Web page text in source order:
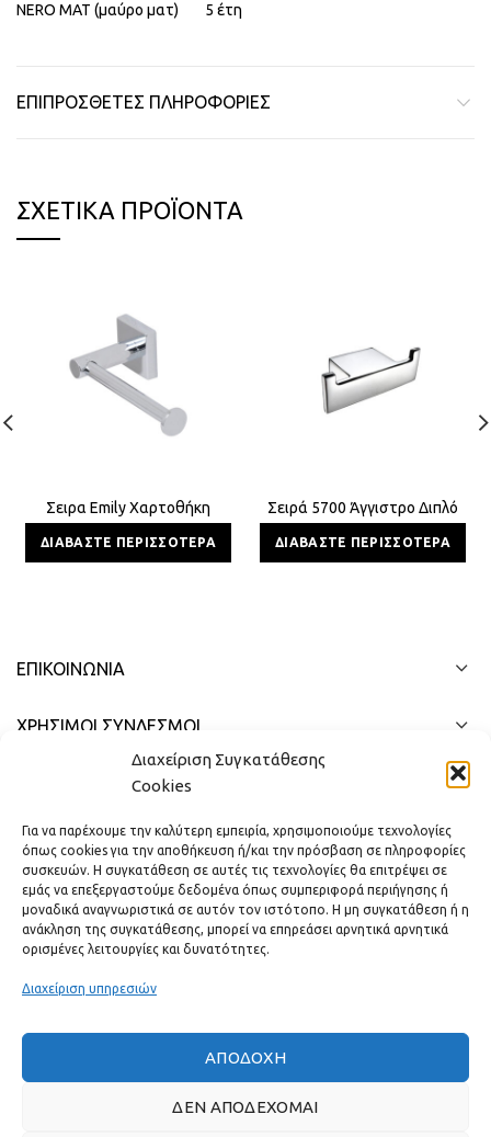
Διαχείριση Συγκατάθεσης
Cookies
Για να παρέχουμε την καλύτερη εμπειρία, χρησιμοποιούμε τεχνολογίες
όπως cookies για την αποθήκευση ή/και την πρόσβαση σε πληροφορίες
συσκευών. Η συγκατάθεση σε αυτές τις τεχνολογίες θα επιτρέψει σε
εμάς να επεξεργαστούμε δεδομένα όπως συμπεριφορά περιήγησης ή
μοναδικά αναγνωριστικά σε αυτόν τον ιστότοπο. Η μη συγκατάθεση ή η
ανάκληση της συγκατάθεσης, μπορεί να επηρεάσει αρνητικά αρνητικά
ορισμένες λειτουργίες και δυνατότητες.
Διαχείριση υπηρεσιών
ΑΠΟΔΟΧΉ
ΔΕΝ ΑΠΟΔΈΧΟΜΑΙ
NERO MAT (μαύρο ματ) 5 έτη
ΕΠΙΠΡΌΣΘΕΤΕΣ ΠΛΗΡΟΦΟΡΊΕΣ
ΣΧΕΤΙΚΆ ΠΡΟΪΌΝΤΑ
Σειρα Emily Χαρτοθήκη
ΔΙΑΒΆΣΤΕ ΠΕΡΙΣΣΌΤΕΡΑ
Σειρά 5700 Άγγιστρο Διπλό
ΔΙΑΒΆΣΤΕ ΠΕΡΙΣΣΌΤΕΡΑ
ΕΠΙΚΟΙΝΩΝΊΑ
ΧΡΗΣΙΜΟΙ ΣΥΝΔΕΣΜΟΙ
ΓΡΉΓΟΡΟ ΜΕΝΟΎ
Πραγματικές κριτικές πελατών